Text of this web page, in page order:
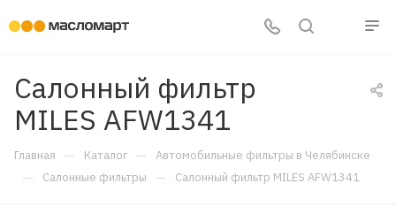
Салонный фильтр
MILES AFW1341
Главная — Каталог — Автомобильные фильтры в Челябинске
— Салонные фильтры — Салонный фильтр MILES AFW1341